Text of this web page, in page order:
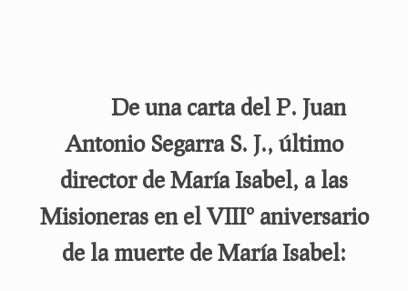
De una carta del P. Juan
Antonio Segarra S. J., último
director de María Isabel, a las
Misioneras en el VIIIº aniversario
de la muerte de María Isabel: